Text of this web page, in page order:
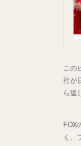
この
社が
ら返
FOX
く、